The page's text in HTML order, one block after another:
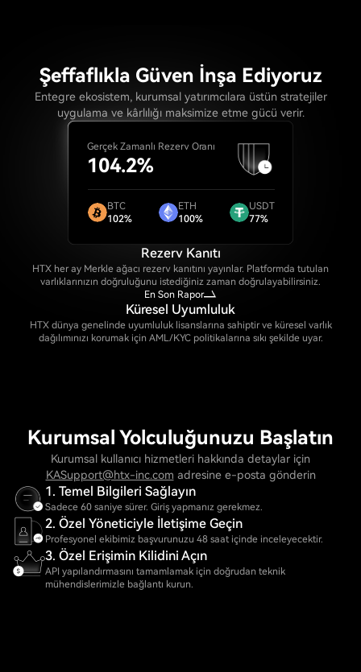
Şeffaflıkla Güven İnşa Ediyoruz
Entegre ekosistem, kurumsal yatırımcılara üstün stratejiler
uygulama ve kârlılığı maksimize etme gücü verir.
Rezerv Kanıtı
HTX her ay Merkle ağacı rezerv kanıtını yayınlar. Platformda tutulan
varlıklarınızın doğruluğunu istediğiniz zaman doğrulayabilirsiniz.
En Son Rapor
Küresel Uyumluluk
HTX dünya genelinde uyumluluk lisanslarına sahiptir ve küresel varlık
dağılımınızı korumak için AML/KYC politikalarına sıkı şekilde uyar.
Gerçek Zamanlı Rezerv Oranı
104.2%
BTC
102%
ETH
100%
USDT
77%
Kurumsal Yolculuğunuzu Başlatın
Kurumsal kullanıcı hizmetleri hakkında detaylar için
KASupport@htx-inc.com adresine e-posta gönderin
1. Temel Bilgileri Sağlayın
Sadece 60 saniye sürer. Giriş yapmanız gerekmez.
2. Özel Yöneticiyle İletişime Geçin
Profesyonel ekibimiz başvurunuzu 48 saat içinde inceleyecektir.
3. Özel Erişimin Kilidini Açın
API yapılandırmasını tamamlamak için doğrudan teknik
mühendislerimizle bağlantı kurun.